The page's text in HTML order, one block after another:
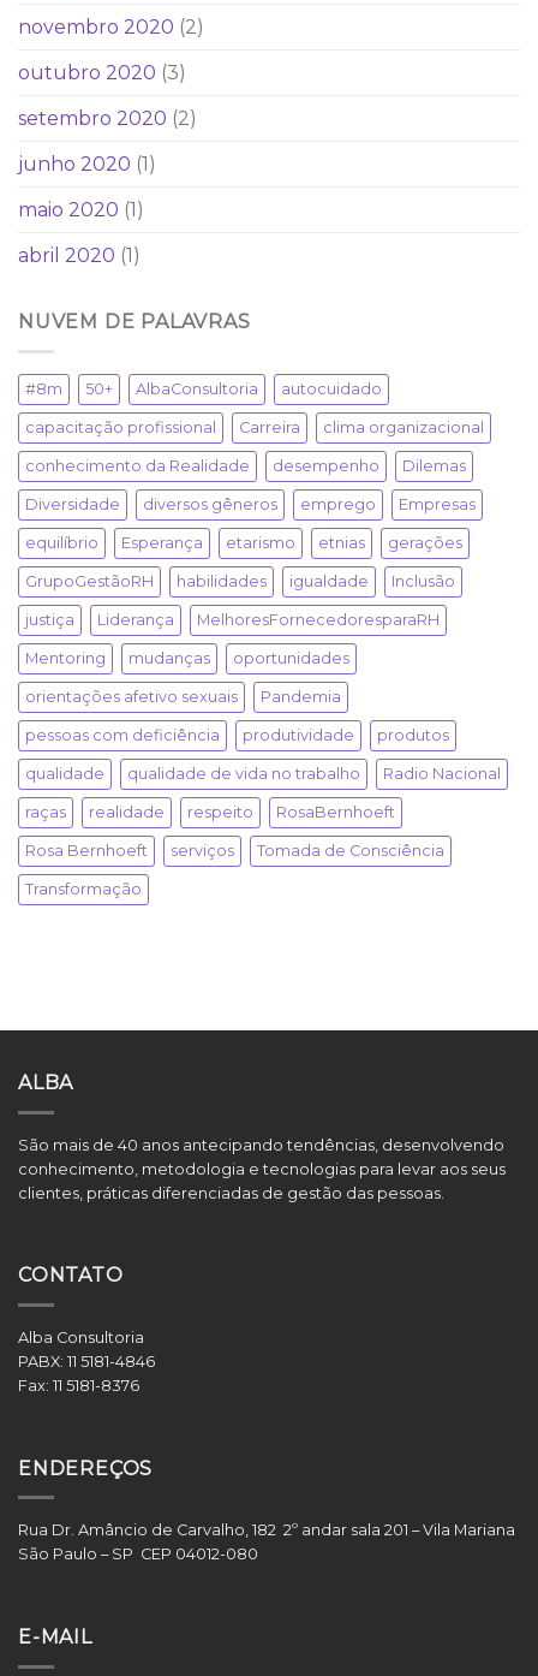
novembro 2020 (2)
outubro 2020 (3)
setembro 2020 (2)
junho 2020 (1)
maio 2020 (1)
abril 2020 (1)
NUVEM DE PALAVRAS
#8m 50+ AlbaConsultoria autocuidado
capacitação profissional Carreira clima organizacional
conhecimento da Realidade desempenho Dilemas
Diversidade diversos gêneros emprego Empresas
equilíbrio Esperança etarismo etnias gerações
GrupoGestãoRH habilidades igualdade Inclusão
justiça Liderança MelhoresFornecedoresparaRH
Mentoring mudanças oportunidades
orientações afetivo sexuais Pandemia
pessoas com deficiência produtividade produtos
qualidade qualidade de vida no trabalho Radio Nacional
raças realidade respeito RosaBernhoeft
Rosa Bernhoeft serviços Tomada de Consciência
Transformação
ALBA
São mais de 40 anos antecipando tendências, desenvolvendo
conhecimento, metodologia e tecnologias para levar aos seus
clientes, práticas diferenciadas de gestão das pessoas.
CONTATO
Alba Consultoria
PABX: 11 5181-4846
Fax: 11 5181-8376
ENDEREÇOS
Rua Dr. Amâncio de Carvalho, 182 2º andar sala 201 – Vila Mariana
São Paulo – SP CEP 04012-080
E-MAIL